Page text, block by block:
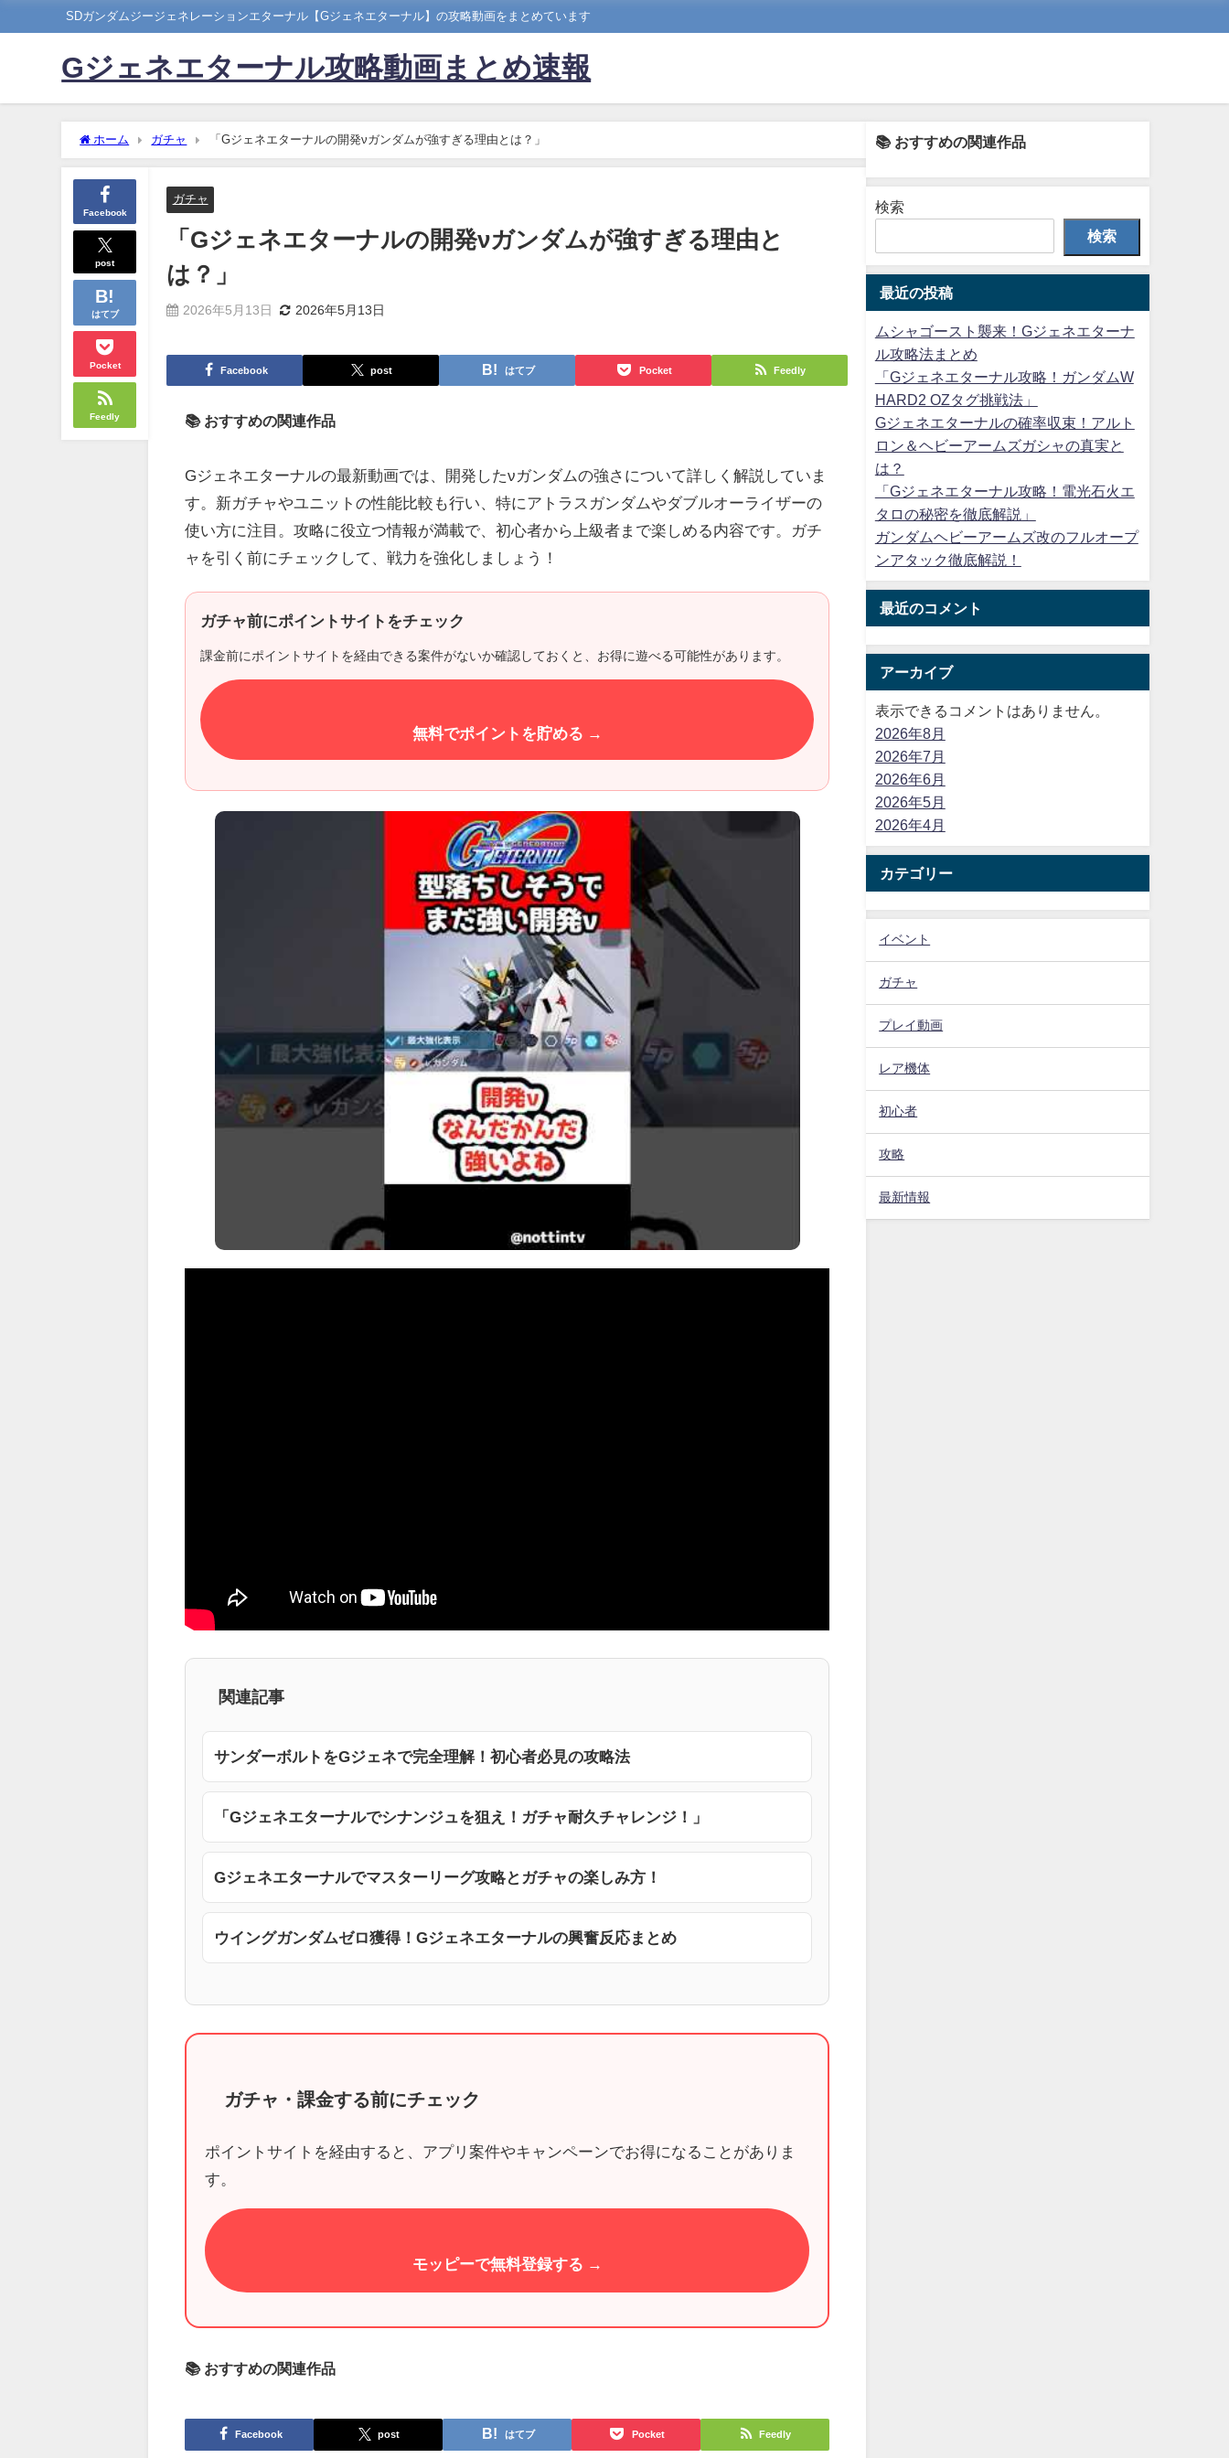
SDガンダムジージェネレーションエターナル【Gジェネエターナル】の攻略動画をまとめています
Gジェネエターナル攻略動画まとめ速報
ホーム ガチャ 「Gジェネエターナルの開発νガンダムが強すぎる理由とは？」
Facebook
post
はてブ
Pocket
Feedly
ガチャ
「Gジェネエターナルの開発νガンダムが強すぎる理由と
は？」
2026年5月13日 2026年5月13日
Facebook post はてブ Pocket Feedly
📚 おすすめの関連作品
Gジェネエターナルの最新動画では、開発したνガンダムの強さについて詳しく解説していま
す。新ガチャやユニットの性能比較も行い、特にアトラスガンダムやダブルオーライザーの
使い方に注目。攻略に役立つ情報が満載で、初心者から上級者まで楽しめる内容です。ガチ
ャを引く前にチェックして、戦力を強化しましょう！
ガチャ前にポイントサイトをチェック
課金前にポイントサイトを経由できる案件がないか確認しておくと、お得に遊べる可能性があります。
無料でポイントを貯める →
関連記事
サンダーボルトをGジェネで完全理解！初心者必見の攻略法
「Gジェネエターナルでシナンジュを狙え！ガチャ耐久チャレンジ！」
Gジェネエターナルでマスターリーグ攻略とガチャの楽しみ方！
ウイングガンダムゼロ獲得！Gジェネエターナルの興奮反応まとめ
ガチャ・課金する前にチェック
ポイントサイトを経由すると、アプリ案件やキャンペーンでお得になることがありま
す。
モッピーで無料登録する →
📚 おすすめの関連作品
Facebook post はてブ Pocket Feedly
📚 おすすめの関連作品
検索
検索
最近の投稿
ムシャゴースト襲来！Gジェネエターナ
ル攻略法まとめ
「Gジェネエターナル攻略！ガンダムW
HARD2 OZタグ挑戦法」
Gジェネエターナルの確率収束！アルト
ロン＆ヘビーアームズガシャの真実と
は？
「Gジェネエターナル攻略！電光石火エ
タロの秘密を徹底解説」
ガンダムヘビーアームズ改のフルオープ
ンアタック徹底解説！
最近のコメント
アーカイブ
表示できるコメントはありません。
2026年8月
2026年7月
2026年6月
2026年5月
2026年4月
カテゴリー
イベント
ガチャ
プレイ動画
レア機体
初心者
攻略
最新情報